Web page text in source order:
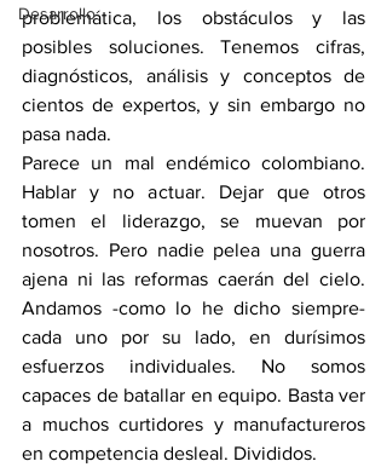
Desarrollo
problemática, los obstáculos y las
posibles soluciones. Tenemos cifras,
diagnósticos, análisis y conceptos de
cientos de expertos, y sin embargo no
pasa nada.
Parece un mal endémico colombiano.
Hablar y no actuar. Dejar que otros
tomen el liderazgo, se muevan por
nosotros. Pero nadie pelea una guerra
ajena ni las reformas caerán del cielo.
Andamos -como lo he dicho siempre-
cada uno por su lado, en durísimos
esfuerzos individuales. No somos
capaces de batallar en equipo. Basta ver
a muchos curtidores y manufactureros
en competencia desleal. Divididos.